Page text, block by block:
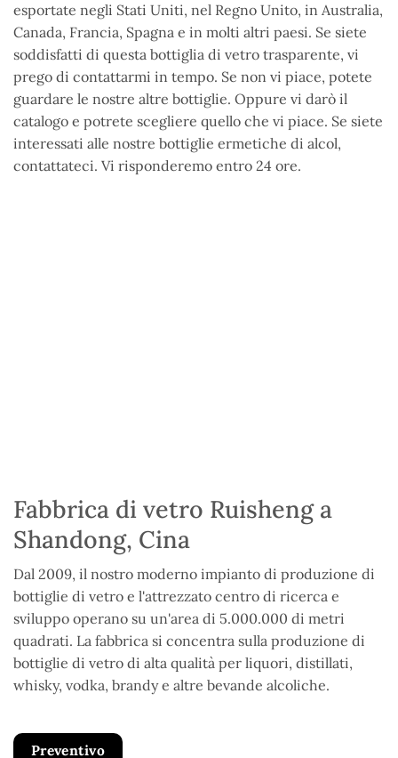
esportate negli Stati Uniti, nel Regno Unito, in Australia,
Canada, Francia, Spagna e in molti altri paesi. Se siete
soddisfatti di questa bottiglia di vetro trasparente, vi
prego di contattarmi in tempo. Se non vi piace, potete
guardare le nostre altre bottiglie. Oppure vi darò il
catalogo e potrete scegliere quello che vi piace. Se siete
interessati alle nostre bottiglie ermetiche di alcol,
contattateci. Vi risponderemo entro 24 ore.
Fabbrica di vetro Ruisheng a
Shandong, Cina
Dal 2009, il nostro moderno impianto di produzione di
bottiglie di vetro e l'attrezzato centro di ricerca e
sviluppo operano su un'area di 5.000.000 di metri
quadrati. La fabbrica si concentra sulla produzione di
bottiglie di vetro di alta qualità per liquori, distillati,
whisky, vodka, brandy e altre bevande alcoliche.
Preventivo